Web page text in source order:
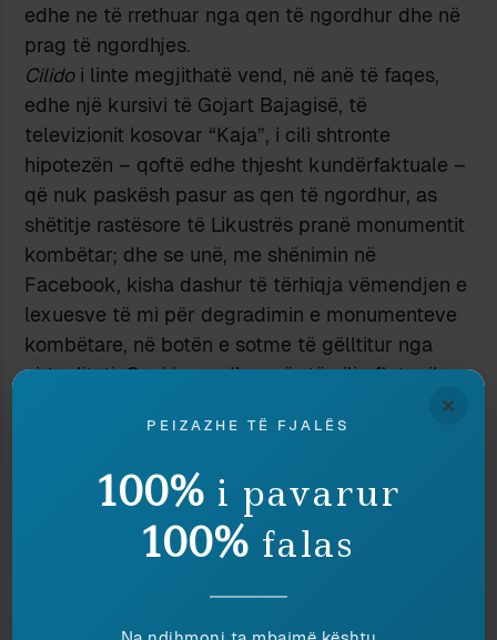
edhe ne të rrethuar nga qen të ngordhur dhe në
prag të ngordhjes.
Cilidoi linte megjithatë vend, në anë të faqes,
edhe një kursivi të Gojart Bajagisë, të
televizionit kosovar “Kaja”, i cili shtronte
hipotezën – qoftë edhe thjesht kundërfaktuale –
që nuk paskësh pasur as qen të ngordhur, as
shëtitje rastësore të Likustrës pranë monumentit
kombëtar; dhe se unë, me shënimin në
Facebook, kisha dashur të tërhiqja vëmendjen e
lexuesve të mi për degradimin e monumenteve
kombëtare, në botën e sotme të gëlltitur nga
virtualiteti. Qeni i ngordhur për të cilin flet miku
im dr. Beshoja, shkruante Bajagia i televizionit
“Kaja”, është indiferenca jonë, e të gjithëve, ndaj
monumentalizuar dikur në bronz.
Një komentues anonim, i këtij kursivi, vërente me
këtë rast se ne po i trajtonim qentë e rrugëve
×
PEIZAZHE TË FJALËS
100% i pavarur
100% falas